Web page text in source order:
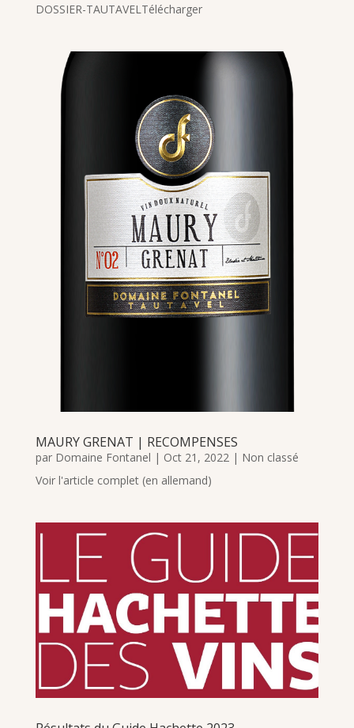
DOSSIER-TAUTAVELTélécharger
MAURY GRENAT | RECOMPENSES
par Domaine Fontanel | Oct 21, 2022| Non classé
Voir l'article complet (en allemand)